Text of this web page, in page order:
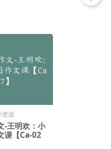
资源
-王明欢：小
课【Ca-02